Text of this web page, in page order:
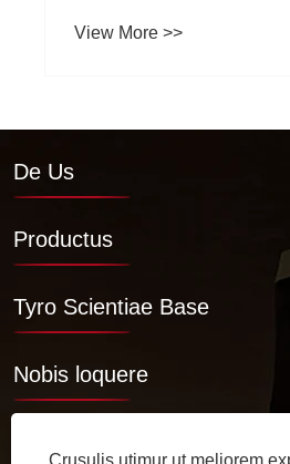
View More >>
De Us
Productus
Tyro Scientiae Base
Nobis loquere
Crusulis utimur ut meliorem